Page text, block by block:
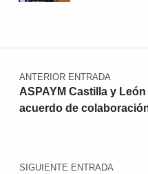
Navegación de entradas
ANTERIOR ENTRADA
ASPAYM Castilla y
acuerdo de
SIGUIENTE ENTRADA